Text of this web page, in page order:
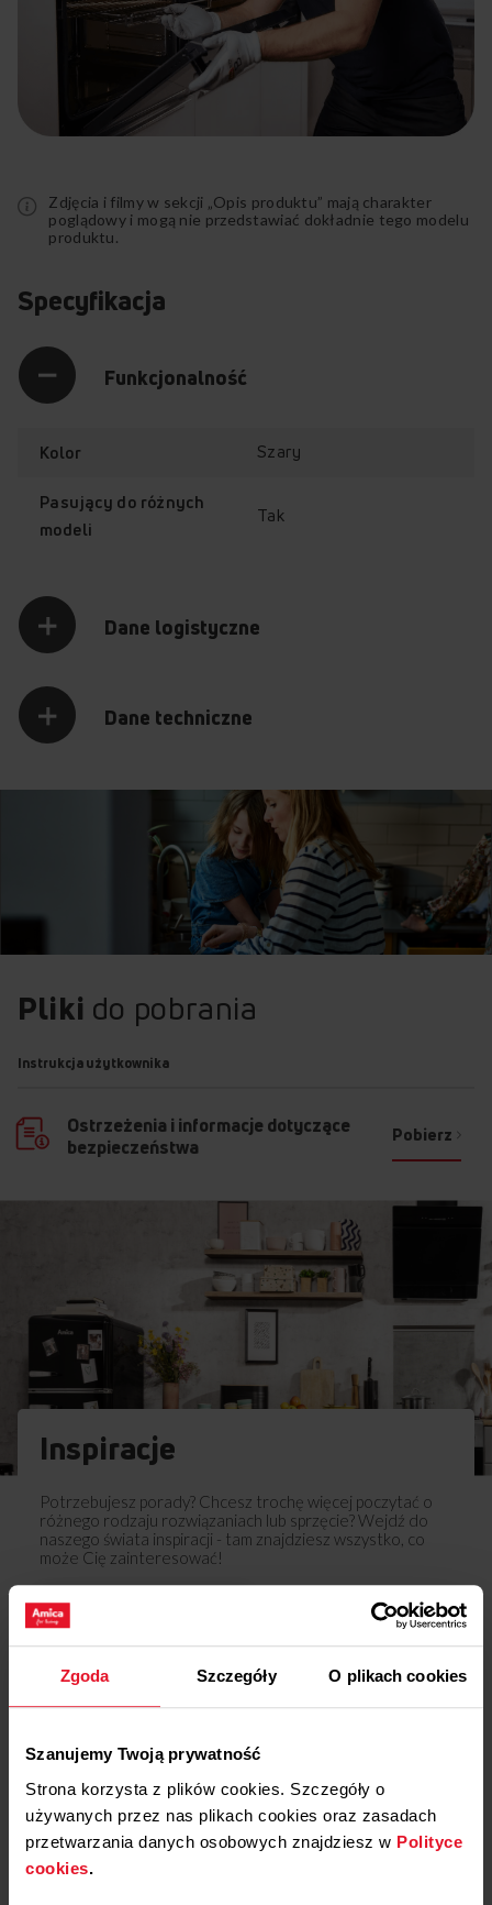
Zgoda Szczegóły O plikach cookies
Szanujemy Twoją prywatność
Strona korzysta z plików cookies. Szczegóły o
używanych przez nas plikach cookies oraz zasadach
przetwarzania danych osobowych znajdziesz w Polityce
cookies.
TWA4S610ALiSt (kod: 1194737)
Zdjęcia i filmy w sekcji „Opis produktu” mają charakter
poglądowy i mogą nie przedstawiać dokładnie tego modelu
produktu.
opis
Specyfikacja
Funkcjonalność
Kolor Szary
Pasujący do różnych
modeli
Tak
Dane logistyczne
Dane techniczne
Pliki do pobrania
Instrukcja użytkownika
Ostrzeżenia i informacje dotyczące
bezpieczeństwa
Pobierz
Inspiracje
Potrzebujesz porady? Chcesz trochę więcej poczytać o
różnego rodzaju rozwiązaniach lub sprzęcie? Wejdź do
naszego świata inspiracji - tam znajdziesz wszystko, co
może Cię zainteresować!
Dowiedz się więcej
Opinie
swoją opinią o
Kołnierz pralki APDP1008
Dodaj opinię